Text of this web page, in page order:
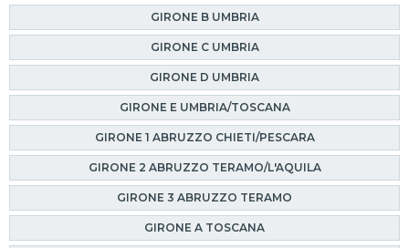
GIRONE B UMBRIA
GIRONE C UMBRIA
GIRONE D UMBRIA
GIRONE E UMBRIA/TOSCANA
GIRONE 1 ABRUZZO CHIETI/PESCARA
GIRONE 2 ABRUZZO TERAMO/L'AQUILA
GIRONE 3 ABRUZZO TERAMO
GIRONE A TOSCANA